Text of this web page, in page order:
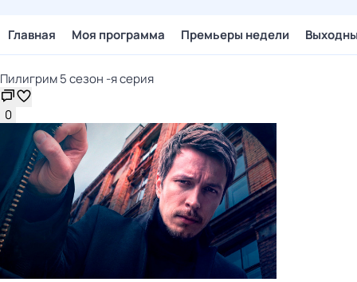
Главная Моя программа Премьеры недели
Пилигрим 5 сезон -я серия
0